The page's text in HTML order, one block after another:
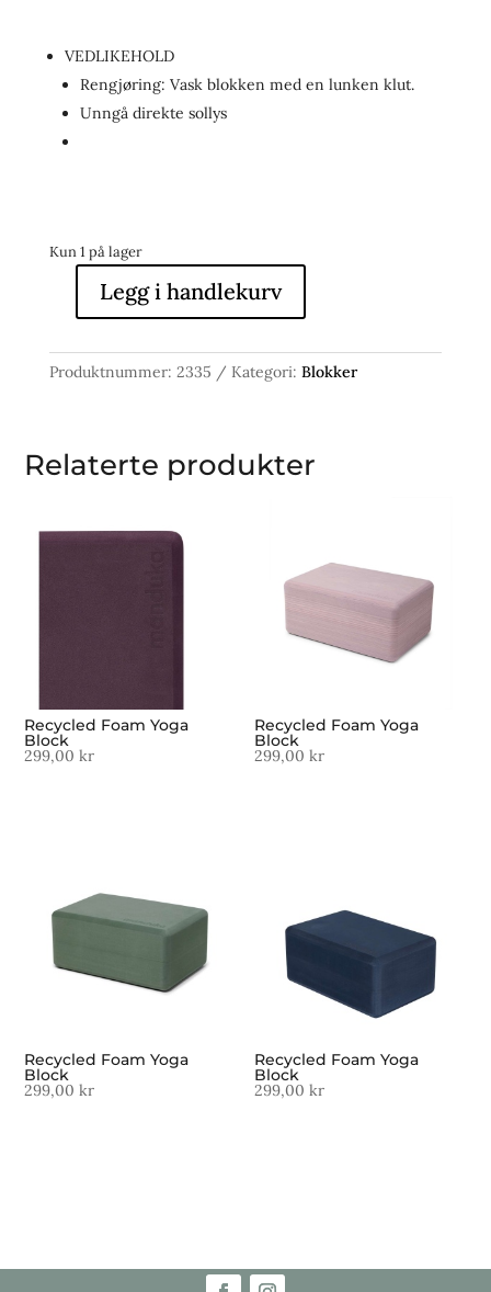
VEDLIKEHOLD
Rengjøring: Vask blokken med en lunken klut.
Unngå direkte sollys
Kun 1 på lager
Recycled
Yoga
Block
Legg i handlekurv
Produktnummer: 2335 Kategori: Blokker
Relaterte produkter
Recycled Foam Yoga
Block
299,00kr
Recycled Foam Yoga
Block
299,00kr
Recycled Foam Yoga
Block
299,00kr
Recycled Foam Yoga
Block
299,00kr